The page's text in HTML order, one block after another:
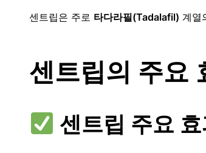
센트립은 주로 타다라필(Tadalafil) 계열
센트립의 주요
센트립 주요